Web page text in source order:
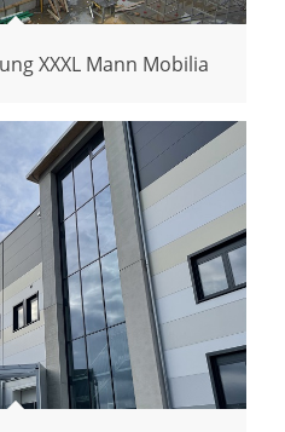
XXXL Mann Mobilia